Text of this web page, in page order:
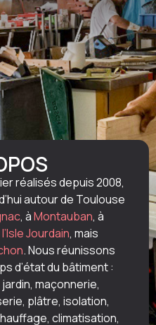
réalisés depuis 2008,
autour de Toulouse
, àMontauban, à
l’Isle Jourdain, mais
. Nous réunissons
d’état du bâtiment :
maçonnerie,
plâtre, isolation,
climatisation,